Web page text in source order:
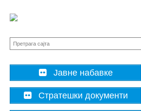
Јавне набавке
Стратешки документи